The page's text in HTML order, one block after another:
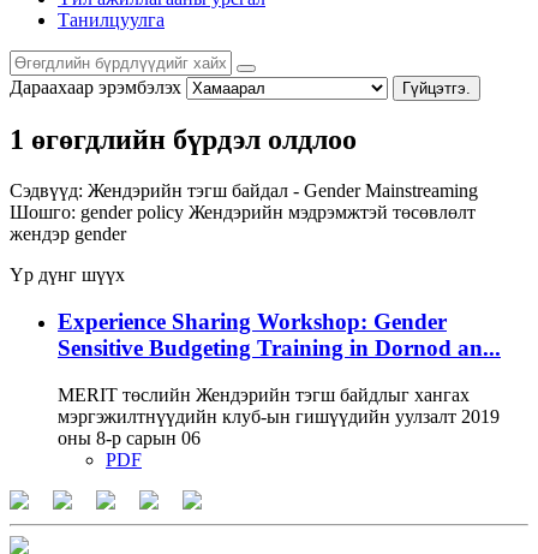
Танилцуулга
Дараахаар эрэмбэлэх Гүйцэтгэ.
1 өгөгдлийн бүрдэл олдлоо
Сэдвүүд: Жендэрийн тэгш байдал - Gender Mainstreaming
Шошго: gender policy Жендэрийн мэдрэмжтэй төсөвлөлт
жендэр gender
Үр дүнг шүүх
Experience Sharing Workshop: Gender
Sensitive Budgeting Training in Dornod an...
MERIT төслийн Жендэрийн тэгш байдлыг хангах
мэргэжилтнүүдийн клуб-ын гишүүдийн уулзалт 2019
оны 8-р сарын 06
PDF